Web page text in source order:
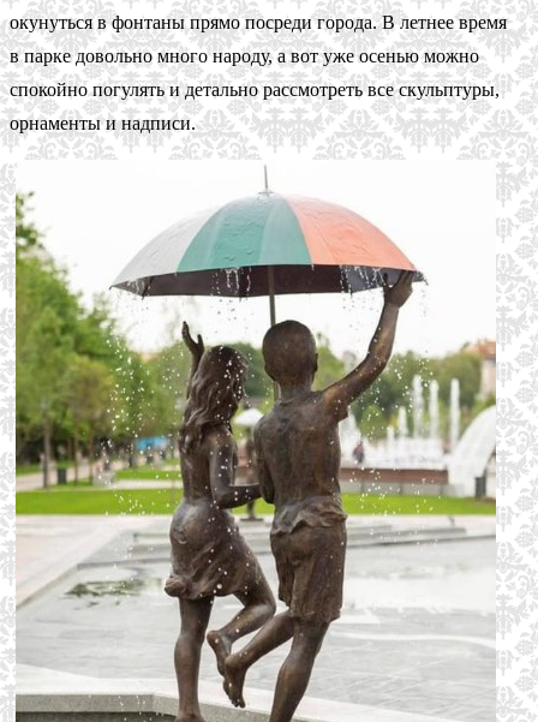
окунуться в фонтаны прямо посреди города. В летнее время
в парке довольно много народу, а вот уже осенью можно
спокойно погулять и детально рассмотреть все скульптуры,
орнаменты и надписи.